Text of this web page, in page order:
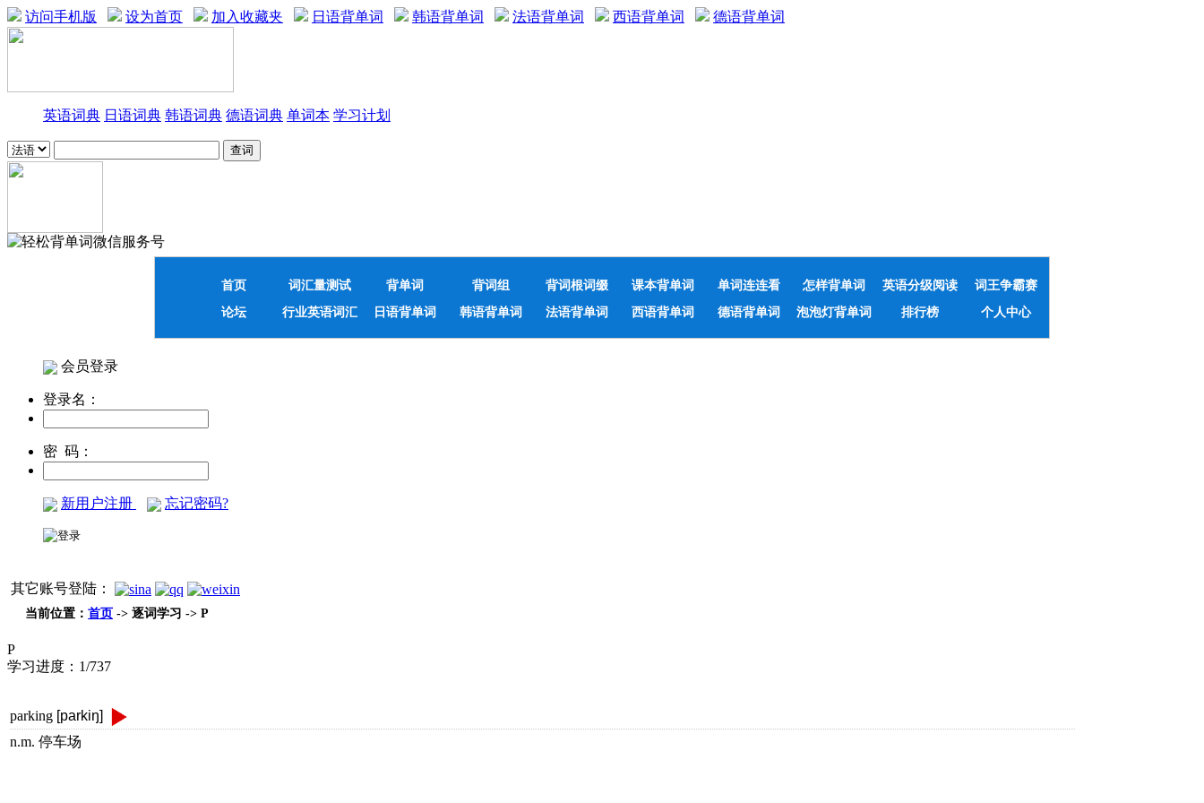
访问手机版 设为首页 加入收藏夹 日语背单词 韩语背单词 法语背单词 西语背单词 德语背单词
英语词典 日语词典 韩语词典 德语词典 单词本 学习计划
首页 词汇量测试 背单词 背词组 背词根词缀 课本背单词 单词连连看 怎样背单词 英语分级阅读
词王争霸赛
论坛
行业英语词汇 日语背单词 韩语背单词 法语背单词 西语背单词 德语背单词 泡泡灯背单词 排行榜 个人中心
会员登录
登录名：
密 码：
新用户注册 忘记密码?
其它账号登陆：
当前位置： 首页 -> 逐词学习 -> P
P
学习进度： 1/737
parking [parkiŋ]
n.m. 停车场